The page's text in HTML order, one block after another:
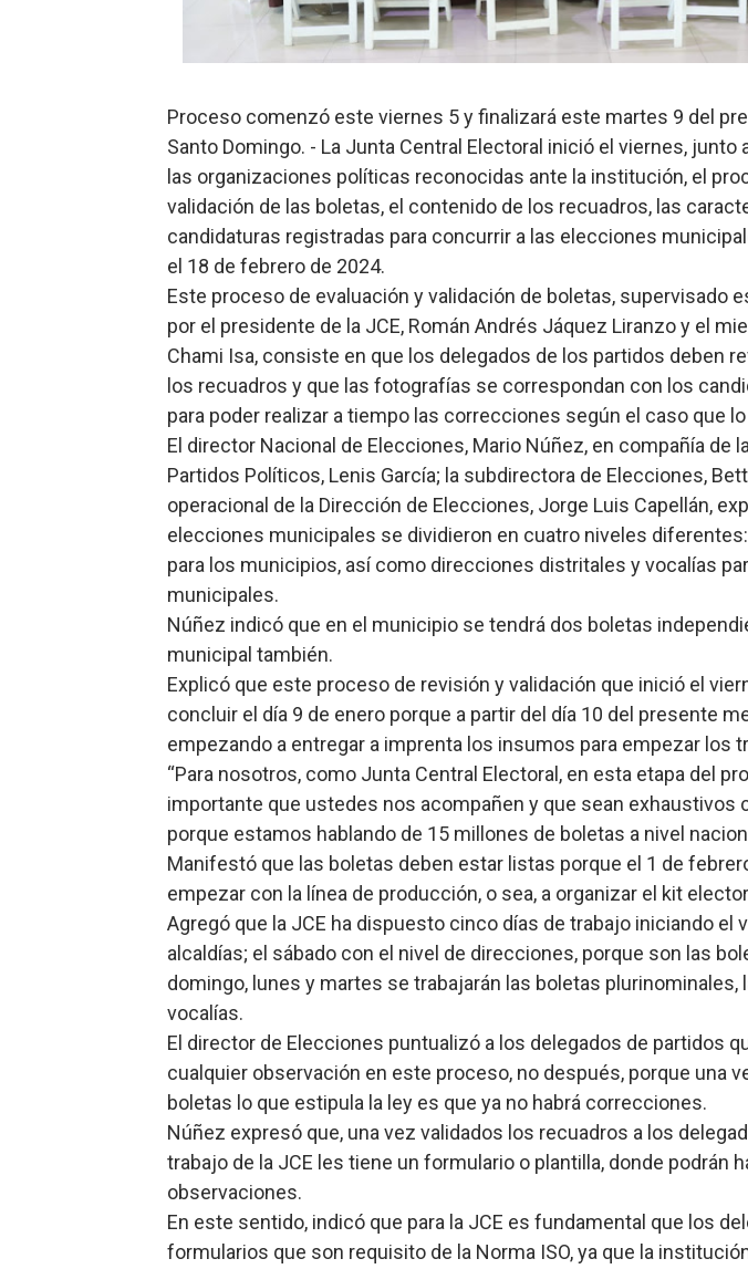
DIGEIG y Liga Municipal Dominicana impulsan metas de
Tribunal Superior Administrativo anula permisos
JCE flexibiliza renovación de cédula: adiós al orden por
Restaurante Amigos es reconocido por sus cuatro
Banco Popular escala 17 posiciones en los mil mejores
SNS y el SRSO actualizan Manual de Comunicación
Osiris de León responde a Roberto Tineo y a Yeisy por
DGPCF: 55 años sembrando desarrollo y fortaleciendo
Proceso comenzó este viernes 5 y finalizará este martes 9 del
Santo Domingo. - La Junta Central Electoral inició el viernes, junto
las organizaciones políticas reconocidas ante la institución, el
validación de las boletas, el contenido de los recuadros, las
candidaturas registradas para concurrir a las elecciones
el 18 de febrero de 2024.
Este proceso de evaluación y validación de boletas, supervisado
por el presidente de la JCE, Román Andrés Jáquez Liranzo y el
Chami Isa, consiste en que los delegados de los partidos deben
los recuadros y que las fotografías se correspondan con los
para poder realizar a tiempo las correcciones según el caso que
El director Nacional de Elecciones, Mario Núñez, en compañía de
Partidos Políticos, Lenis García; la subdirectora de Elecciones,
operacional de la Dirección de Elecciones, Jorge Luis Capellán,
elecciones municipales se dividieron en cuatro niveles diferentes:
para los municipios, así como direcciones distritales y vocalías
municipales.
Núñez indicó que en el municipio se tendrá dos boletas
municipal también.
Explicó que este proceso de revisión y validación que inició el
concluir el día 9 de enero porque a partir del día 10 del presente
empezando a entregar a imprenta los insumos para empezar los
“Para nosotros, como Junta Central Electoral, en esta etapa del
importante que ustedes nos acompañen y que sean exhaustivos
porque estamos hablando de 15 millones de boletas a nivel
Manifestó que las boletas deben estar listas porque el 1 de
empezar con la línea de producción, o sea, a organizar el kit
Agregó que la JCE ha dispuesto cinco días de trabajo iniciando el
alcaldías; el sábado con el nivel de direcciones, porque son las
domingo, lunes y martes se trabajarán las boletas plurinominales,
vocalías.
El director de Elecciones puntualizó a los delegados de partidos
cualquier observación en este proceso, no después, porque una
boletas lo que estipula la ley es que ya no habrá correcciones.
Núñez expresó que, una vez validados los recuadros a los
trabajo de la JCE les tiene un formulario o plantilla, donde podrán
observaciones.
En este sentido, indicó que para la JCE es fundamental que los
formularios que son requisito de la Norma ISO, ya que la